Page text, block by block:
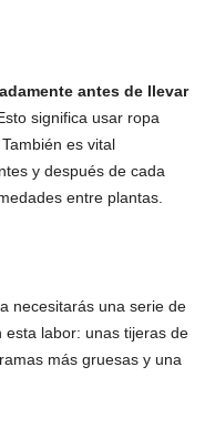
antes de llevar
significa usar ropa
es vital
y después de cada
entre plantas.
necesitarás una serie de
labor: unas tijeras de
más gruesas y una